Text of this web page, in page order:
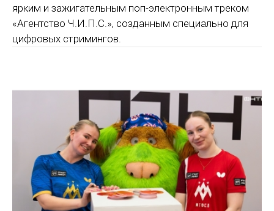
ярким и зажигательным поп-электронным треком
«Агентство Ч.И.П.С.», созданным специально для
цифровых стримингов.